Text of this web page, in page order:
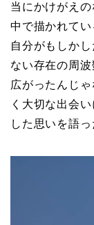
当にかけがえ
中で描かれてい
自分がもしか
ない存在の周
広がったんじ
く大切な出会
した思いを語っ